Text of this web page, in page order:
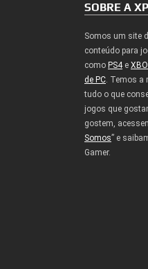
SOBRE A
Somos um site
conteúdo para
como PS4e
de PC. Temos a
tudo o que
jogos que
gostem,
Somos” e
Gamer.